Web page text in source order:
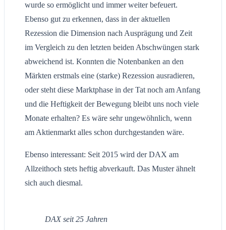
wurde so ermöglicht und immer weiter befeuert.
Ebenso gut zu erkennen, dass in der aktuellen
Rezession die Dimension nach Ausprägung und Zeit
im Vergleich zu den letzten beiden Abschwüngen stark
abweichend ist. Konnten die Notenbanken an den
Märkten erstmals eine (starke) Rezession ausradieren,
oder steht diese Marktphase in der Tat noch am Anfang
und die Heftigkeit der Bewegung bleibt uns noch viele
Monate erhalten? Es wäre sehr ungewöhnlich, wenn
am Aktienmarkt alles schon durchgestanden wäre.
Ebenso interessant: Seit 2015 wird der DAX am
Allzeithoch stets heftig abverkauft. Das Muster ähnelt
sich auch diesmal.
DAX seit 25 Jahren